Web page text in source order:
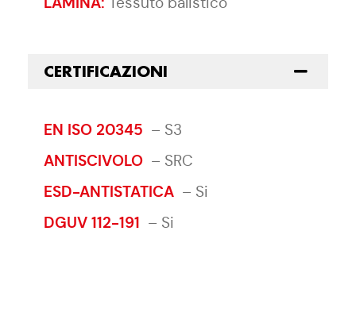
CERTIFICAZIONI
EN ISO 20345 – S3
ANTISCIVOLO – SRC
ESD-ANTISTATICA – Si
DGUV 112-191 – Si